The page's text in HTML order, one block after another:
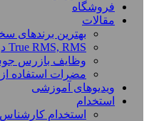
فروشگاه
مقالات
بهترین برندهای
True RMS, RMS در مولتی متر ها چیست؟
وظایف بازرس
مضرات استفاده از
ویدیوهای آموزشی
استخدام
استخدام کارشناس